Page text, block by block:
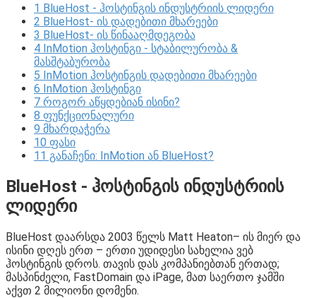
1 BlueHost - ჰოსტინგის ინდუსტრიის ლიდერი
2 BlueHost- ის დადებითი მხარეები
3 BlueHost- ის წინააღმდეგობა
4 InMotion ჰოსტინგი - სტაბილურობა &
მასშტაბურობა
5 InMotion ჰოსტინგის დადებითი მხარეები
6 InMotion ჰოსტინგი
7 როგორ აწყდებიან ისინი?
8 ფუნქციონალური
9 მხარდაჭერა
10 ფასი
11 განაჩენი: InMotion ან BlueHost?
BlueHost - ჰოსტინგის ინდუსტრიის
ლიდერი
BlueHost დაარსდა 2003 წელს Matt Heaton– ის მიერ და
ისინი დღეს ერთ – ერთი უდიდესი სახელია ვებ
ჰოსტინგის დროს. თავის დას კომპანიებთან ერთად;
მასპინძელი, FastDomain და iPage, მათ საერთო ჯამში
აქვთ 2 მილიონი დომენი.